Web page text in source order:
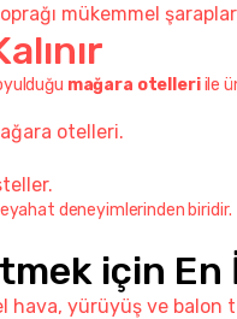
mükemmel
mağara otelleri ile
otelleri.
deneyimlerinden biridir.
için En
hava, yürüyüş ve balon